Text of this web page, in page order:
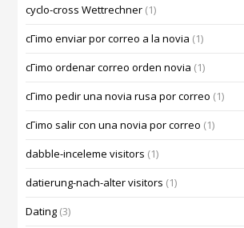
cyclo-cross Wettrechner (1)
cГіmo enviar por correo a la novia (1)
cГіmo ordenar correo orden novia (1)
cГіmo pedir una novia rusa por correo (1)
cГіmo salir con una novia por correo (1)
dabble-inceleme visitors (1)
datierung-nach-alter visitors (1)
Dating (3)